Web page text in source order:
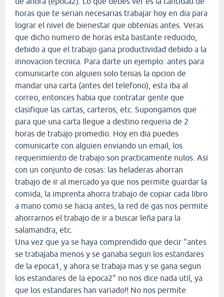
horas que te serian necesarias trabajar hoy en dia para
lograr el nivel de bienestar que obtenias antes. Veras
que dicho numero de horas esta bastante reducido,
debido a que el trabajo gana productividad debido a la
innovacion tecnica. Para darte un ejemplo: antes para
comunicarte con alguien solo tenias la opcion de
mandar una carta (antes del telefono), esta iba al
correo, entonces habia que contratar gente que
clasifique las cartas, carteros, etc. Supongamos que
para que una carta llegue a destino requeria de 2
horas de trabajo promedio. Hoy en dia puedes
comunicarte con alguien enviando un email, los
requerimiento de trabajo son practicamente nulos. Asi
con un conjunto de cosas: las heladeras ahorran
trabajo de ir al mercado ya que nos permite guardar la
comida, la imprenta ahorra trabajo de copiar cada libro
a mano como se hacia antes, la red de gas nos permite
ahorrarnos el trabajo de ir a buscar leña para la
salamandra, etc.
Una vez que ya se haya comprendido que decir "antes
se trabajaba menos y se ganaba segun los estandares
de la epoca1, y ahora se trabaja mas y se gana segun
los estandares de la epoca2" no nos dice nada util, ya
que los estandares han variado!! No nos permite